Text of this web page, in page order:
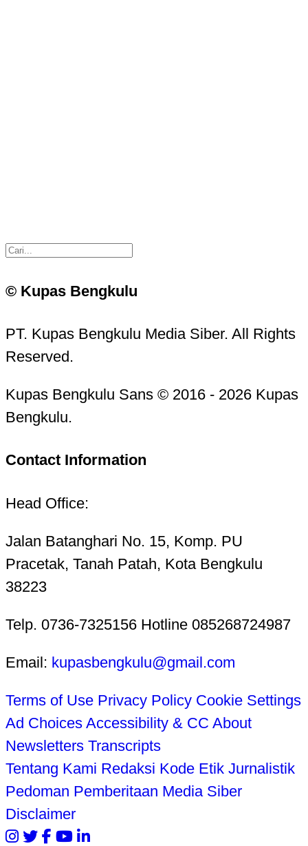
© Kupas Bengkulu
PT. Kupas Bengkulu Media Siber. All Rights
Reserved.
Kupas Bengkulu Sans © 2016 - 2026 Kupas
Bengkulu.
Contact Information
Head Office:
Jalan Batanghari No. 15, Komp. PU
Pracetak, Tanah Patah, Kota Bengkulu
38223
Telp. 0736-7325156 Hotline 085268724987
Email: kupasbengkulu@gmail.com
Terms of Use Privacy Policy Cookie Settings
Ad Choices Accessibility & CC About
Newsletters Transcripts
Tentang Kami Redaksi Kode Etik Jurnalistik
Pedoman Pemberitaan Media Siber
Disclaimer